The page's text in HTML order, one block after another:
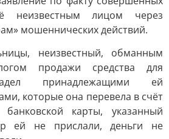
неизвестным лицом через
мошеннических действий.
неизвестный, обманным
продажи средства для
принадлежащими ей
которые она перевела в счёт
карты, указанный
ей не прислали, деньги не